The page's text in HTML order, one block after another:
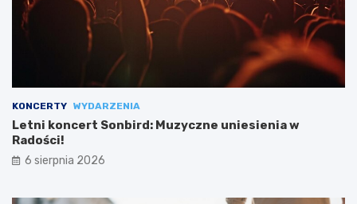
KONCERTY WYDARZENIA
Letni koncert Sonbird: Muzyczne uniesienia w
Radości!
6 sierpnia 2026